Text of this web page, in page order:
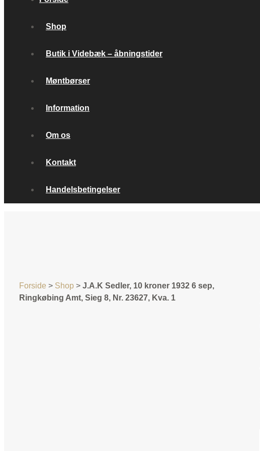
Shop
Butik i Videbæk – åbningstider
Møntbørser
Information
Om os
Kontakt
Handelsbetingelser
Forside > Shop > J.A.K Sedler, 10 kroner 1932 6 sep,
Ringkøbing Amt, Sieg 8, Nr. 23627, Kva. 1